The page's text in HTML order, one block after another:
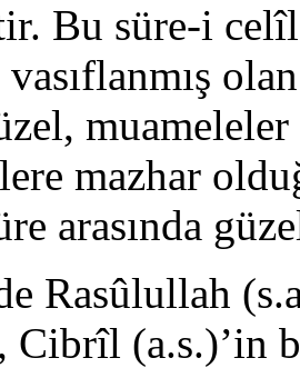
Bu süre-i
mazhar
arasında
Rasûlullah
(a.s.)’in